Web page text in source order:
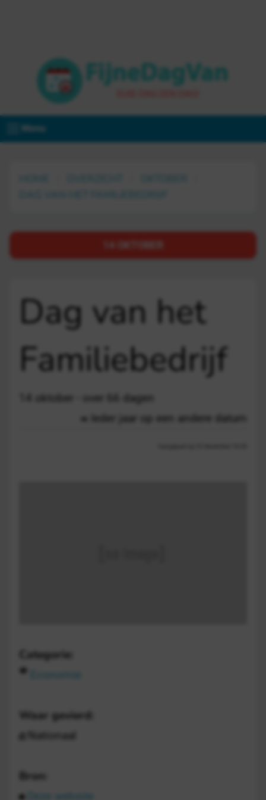
Menu
Dag van het
Familiebedrijf
14 oktober - over 66 dagen
Ieder jaar op een andere datum
Categorie:
Waar gevierd:
Nationaal
Bron: